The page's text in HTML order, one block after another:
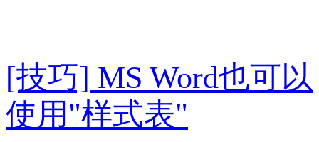
[技巧] MS Word也可以
使用"样式表"